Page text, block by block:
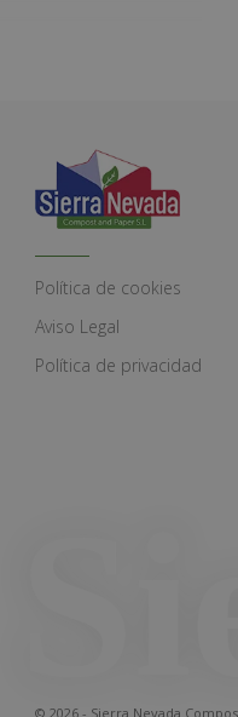
Política de cookies
Aviso Legal
Política de privacidad
© 2026 - Sierra Nevada